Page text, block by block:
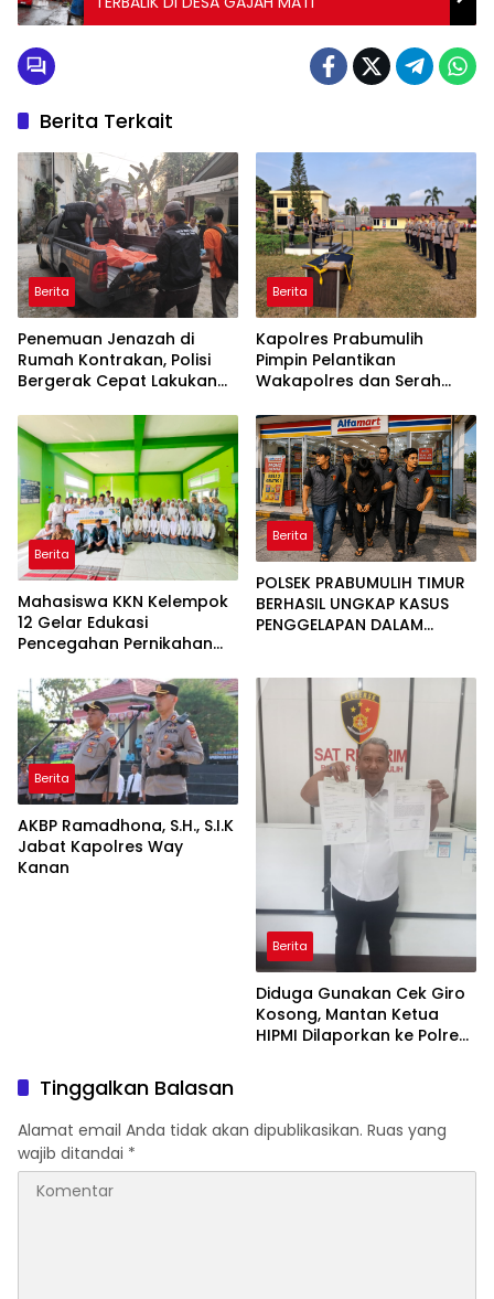
Berita Terkait
Berita
Penemuan Jenazah di
Rumah Kontrakan, Polisi
Bergerak Cepat Lakukan
Berita
Kapolres Prabumulih
Pimpin Pelantikan
Wakapolres dan Serah
Utama
Berita
Mahasiswa KKN Kelempok
12 Gelar Edukasi
Pencegahan Pernikahan
Utama Desa Tanjung
Telang
Berita
POLSEK PRABUMULIH TIMUR
BERHASIL UNGKAP KASUS
PENGGELAPAN DALAM
URC
Berita
AKBP Ramadhona, S.H., S.I.K
Jabat Kapolres Way
Kanan
Berita
Diduga Gunakan Cek Giro
Kosong, Mantan Ketua
HIPMI Dilaporkan ke Polres
Tinggalkan Balasan
Alamat email Anda tidak akan dipublikasikan. Ruas yang
wajib ditandai *